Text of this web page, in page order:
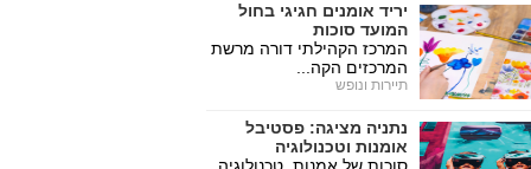
יריד אומנים חגיגי בחול
המועד סוכות
המרכז הקהילתי דורה מרשת
המרכזים הקה...
תיירות ונופש
נתניה מציגה: פסטיבל
אומנות וטכנולוגיה